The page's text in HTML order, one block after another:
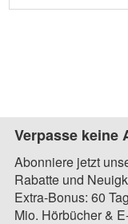
Verpasse keine
Abonniere jetzt
Rabatte und
Extra-Bonus: 60
Mio. Hörbücher &